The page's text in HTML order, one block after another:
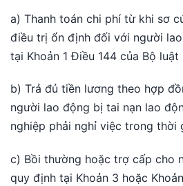
a) Thanh toán chi phí từ khi sơ
điều trị ổn định đối với người
tại Khoản 1 Điều 144 của Bộ
b) Trả đủ tiền lương theo hợp
người lao động bị tai nạn lao
nghiệp phải nghỉ việc trong thời
c) Bồi thường hoặc trợ cấp cho
quy định tại Khoản 3 hoặc